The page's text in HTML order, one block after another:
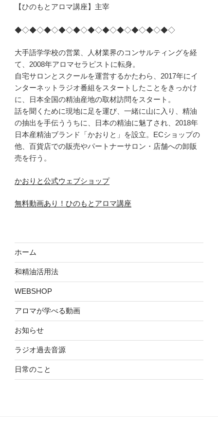
【ひのもとアロマ講座】主宰
◆◇◆◇◆◇◆◇◆◇◆◇◆◇◆◇◆◇◆◇◆◇
大手語学学校の営業、人材業界のコンサルティングを経
て、2008年アロマセラピストに転身。
自宅サロンとスクールを運営するかたわら、2017年にイ
ンターネットラジオ番組をスタートしたことをきっかけ
に、日本全国の精油産地の取材訪問をスタート。
話を聞くために現地に足を運び、一緒に山に入り、精油
の抽出を手伝ううちに、日本の精油に魅了され、2018年
日本産精油ブランド「かおりと」を設立。ECショップの
他、百貨店での販売やパートナーサロン・店舗への卸販
売を行う。
かおりと公式ウェブショップ
無料動画あり！ひのもとアロマ講座
ホーム
和精油活用法
WEBSHOP
アロマが学べる動画
お知らせ
ラジオ過去音源
日常のこと